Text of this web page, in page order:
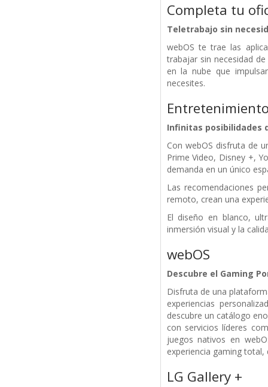
Completa tu
Teletrabajo sin
webOS te trae las
trabajar sin necesidad
en la nube que
necesites.
Infinitas posibilidades
Con webOS disfruta de
Prime Video, Disney +,
demanda en un único
Las recomendaciones
remoto, crean una
El diseño en blanco,
inmersión visual y la
webOS
Descubre el Gaming
Disfruta de una
experiencias
descubre un catálogo
con servicios líderes
juegos nativos en
experiencia gaming
LG Gallery +